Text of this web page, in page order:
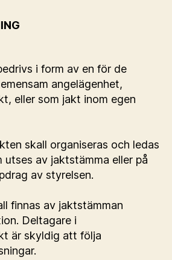
i form av en för de
angelägenhet,
eller som jakt inom egen
skall organiseras och ledas
utses av jaktstämma eller på
av styrelsen.
finnas av jaktstämman
Deltagare i
är skyldig att följa